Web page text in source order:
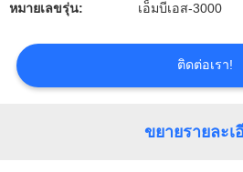
เว็บไซต์
PRIVACY
หมายเลขรุ่น: เอ็มบีเอส-3000
ติดต่อเรา!
ขยายรายละเ